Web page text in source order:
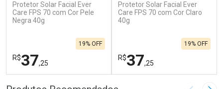
Protetor Solar Facial Ever
Care FPS 70 com Cor Pele
Negra 40g
R$37,25
19% OFF
FECHAR
FECHAR
Protetor Solar Facial Ever
Care FPS 70 com Cor Claro
40g
R$37,25
19% OFF